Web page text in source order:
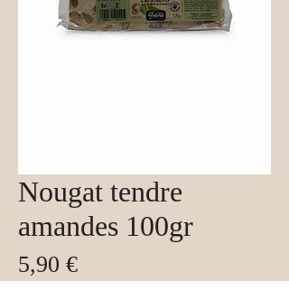
Nougat tendre
amandes 100gr
5,90 €Prix